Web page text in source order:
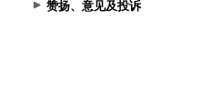
赞扬、意见及投诉